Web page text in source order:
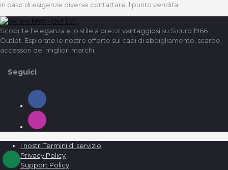
in caso di esigenze diverse contattare il punto vendita.
Scoprite l'eleganza e lo stile a prezzi vantaggiosi su Sicuro 1966
Outlet. Esplorate le nostre offerte sui capi di abbigliamento, scarpe,
accessori dei migliori marchi.
Seguici
I nostri Termini di servizio
Privacy Policy
Support Policy